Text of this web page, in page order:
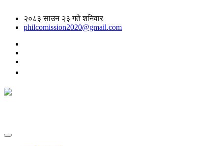
२०८३ साउन २३ गते शनिवार
philcomission2020@gmail.com